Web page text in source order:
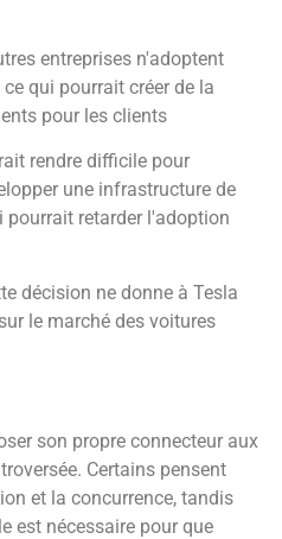
entreprises n'adoptent
qui pourrait créer de la
pour les clients
rendre difficile pour
une infrastructure de
pourrait retarder l'adoption
décision ne donne à Tesla
le marché des voitures
son propre connecteur aux
Certains pensent
et la concurrence, tandis
est nécessaire pour que